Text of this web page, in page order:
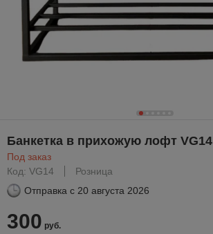
Банкетка в прихожую лофт VG14
Под заказ
Код: VG14
Розница
Отправка с 20 августа 2026
300 руб.